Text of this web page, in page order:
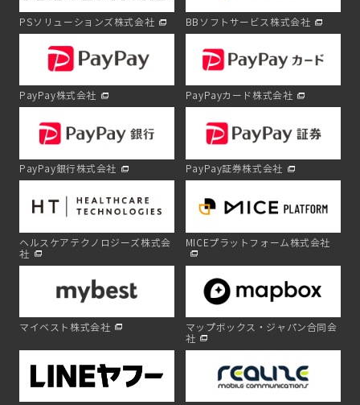
PSソリューションズ株式会社 BBソフトサービス株式会社
PayPay株式会社 PayPayカード株式会社
PayPay銀行株式会社 PayPay証券株式会社
ヘルスケアテクノロジーズ株式会
社
MICEプラットフォーム株式会社
マイベスト株式会社
マップボックス・ジャパン合同会
社